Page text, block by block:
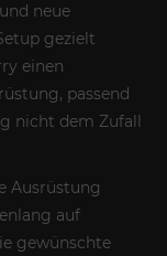
neue
gezielt
einen
passend
nicht dem Zufall
Ausrüstung
auf
gewünschte